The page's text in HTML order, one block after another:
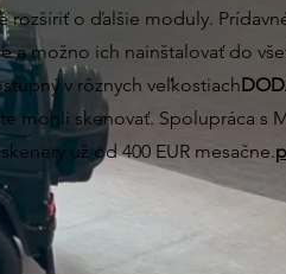
rozšíriť o ďalšie moduly.
a možno ich nainštalovať do
v rôznych veľkostiach
mohli skenovať. Spolupráca s
už od 400 EUR mesačne.